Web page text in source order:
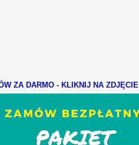
ZA DARMO - KLIKNIJ NA ZDJĘCIE